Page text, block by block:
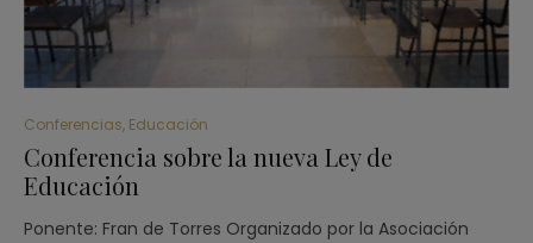
Conferencias, Educación
Conferencia sobre la nueva Ley de
Educación
Ponente: Fran de Torres Organizado por la Asociación